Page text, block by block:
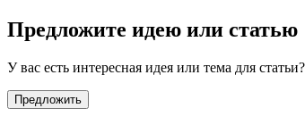
Предложите идею или статью
У вас есть интересная идея или тема для
Предложить